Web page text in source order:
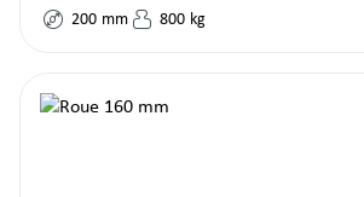
200 mm 800 kg